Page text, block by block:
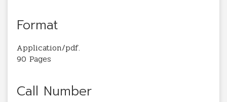
Format
Application/pdf.
90 Pages
Call Number